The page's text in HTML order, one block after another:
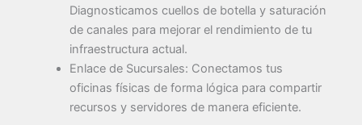
Diagnosticamos cuellos de botella y saturación
de canales para mejorar el rendimiento de tu
infraestructura actual.
Enlace de Sucursales: Conectamos tus
oficinas físicas de forma lógica para compartir
recursos y servidores de manera eficiente.